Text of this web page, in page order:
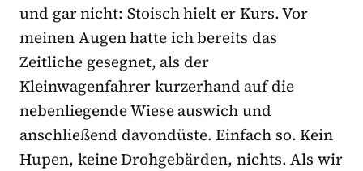
und gar nicht: Stoisch hielt er Kurs. Vor
meinen Augen hatte ich bereits das
Zeitliche gesegnet, als der
Kleinwagenfahrer kurzerhand auf die
nebenliegende Wiese auswich und
anschließend davondüste. Einfach so. Kein
Hupen, keine Drohgebärden, nichts. Als wir